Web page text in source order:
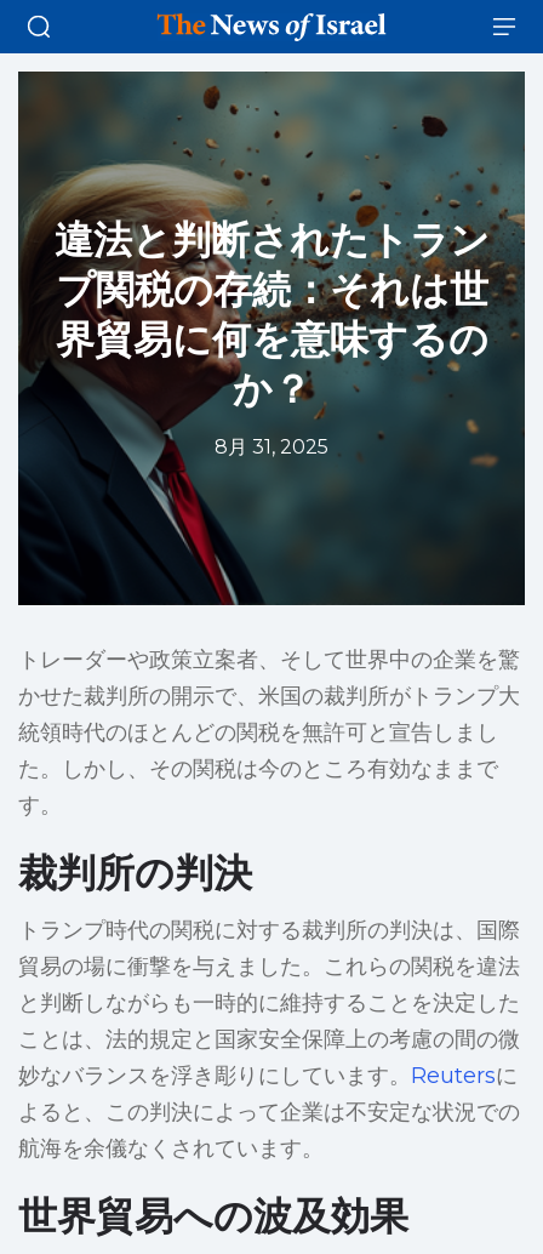
違法と判断されたトラン
プ関税の存続：それは世
界貿易に何を意味するの
か？
8月 31, 2025
トレーダーや政策立案者、そして世界中の企業を驚
かせた裁判所の開示で、米国の裁判所がトランプ大
統領時代のほとんどの関税を無許可と宣告しまし
た。しかし、その関税は今のところ有効なままで
す。
裁判所の判決
トランプ時代の関税に対する裁判所の判決は、国際
貿易の場に衝撃を与えました。これらの関税を違法
と判断しながらも一時的に維持することを決定した
ことは、法的規定と国家安全保障上の考慮の間の微
妙なバランスを浮き彫りにしています。 Reutersに
よると、この判決によって企業は不安定な状況での
航海を余儀なくされています。
世界貿易への波及効果